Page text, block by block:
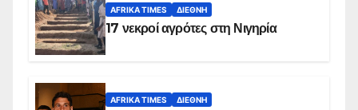
AFRIKA TIMES ΔΙΕΘΝΉ
17 νεκροί αγρότες στη Νιγηρία
AFRIKA TIMES ΔΙΕΘΝΉ